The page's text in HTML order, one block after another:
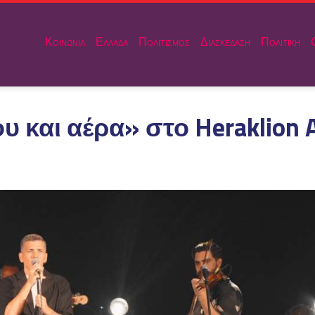
Κοινωνια Ελλαδα Πολιτισμος Διασκεδαση Πολιτικη
και αέρα» στο Heraklion